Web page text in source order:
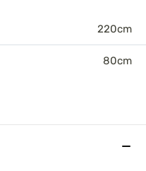
220cm
80cm